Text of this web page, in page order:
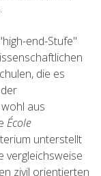
end-Stufe"
die es
aus
École
unterstellt
vergleichsweise
zivil orientierten